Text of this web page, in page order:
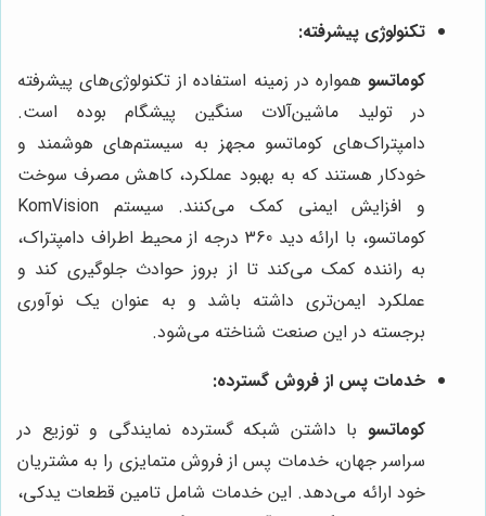
تکنولوژی پیشرفته:
کوماتسو همواره در زمینه استفاده از تکنولوژی‌های پیشرفته
در تولید ماشین‌آلات سنگین پیشگام بوده است.
دامپتراک‌های کوماتسو مجهز به سیستم‌های هوشمند و
خودکار هستند که به بهبود عملکرد، کاهش مصرف سوخت
و افزایش ایمنی کمک می‌کنند. سیستم KomVision
کوماتسو، با ارائه دید 360 درجه از محیط اطراف دامپتراک،
به راننده کمک می‌کند تا از بروز حوادث جلوگیری کند و
عملکرد ایمن‌تری داشته باشد و به عنوان یک نوآوری
برجسته در این صنعت شناخته می‌شود.
خدمات پس از فروش گسترده:
کوماتسو با داشتن شبکه گسترده نمایندگی و توزیع در
سراسر جهان، خدمات پس از فروش متمایزی را به مشتریان
خود ارائه می‌دهد. این خدمات شامل تامین قطعات یدکی،